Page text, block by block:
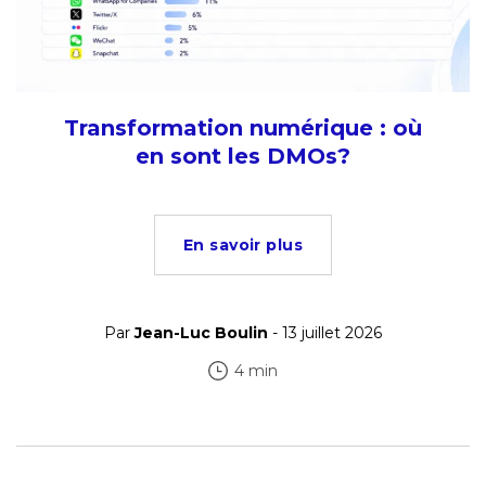
Transformation numérique : où
en sont les DMOs?
En savoir plus
ParJean-Luc Boulin - 13 juillet 2026
4 min